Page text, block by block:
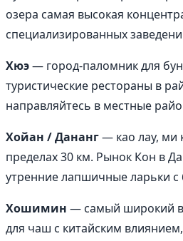
озера самая высокая
специализированных
Хюэ— город-паломник для
туристические рестораны в
направляйтесь в местные
Хойан / Дананг— као лау, ми
пределах 30 км. Рынок Кон в
утренние лапшичные ларьки с
Хошимин — самый широкий
для чаш с китайским